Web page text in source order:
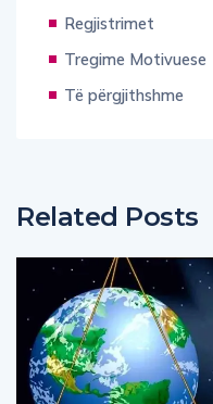
Regjistrimet
Tregime Motivuese
Të përgjithshme
Related Posts